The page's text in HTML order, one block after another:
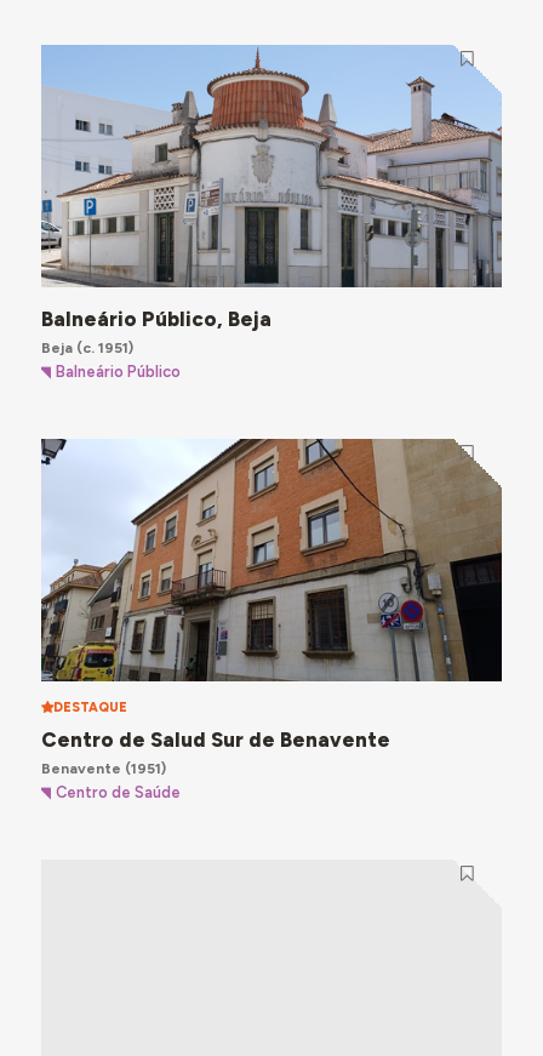
Balneário Público, Beja
Beja(c. 1951)
Balneário Público
DESTAQUE
Centro de Salud Sur de Benavente
Benavente (1951)
Centro de Saúde